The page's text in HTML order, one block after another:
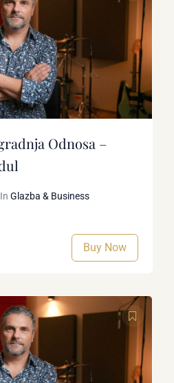
Odnosa –
InGlazba & Business
Buy Now